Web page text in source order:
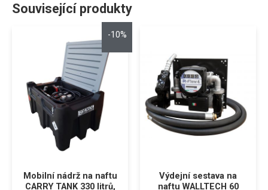
Související produkty
-10%
Mobilní nádrž na naftu
CARRY TANK 330 litrů,
Výdejní sestava na
naftu WALLTECH 60